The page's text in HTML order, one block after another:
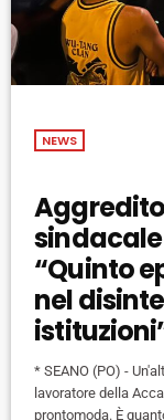
NEWS
sindacale
“Quinto
nel
* SEANO (PO) -
lavoratore della
prontomoda. È